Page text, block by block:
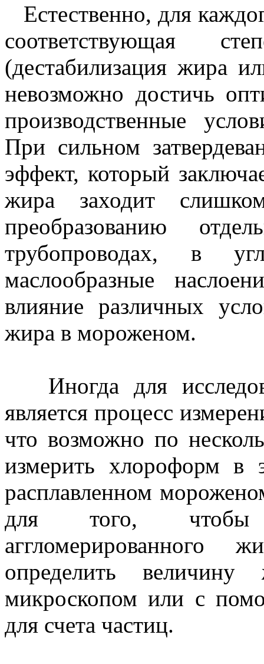
Естественно, для
соответствующая
(дестабилизация жира
невозможно достичь
производственные
При сильном
эффект, который
жира заходит
преобразованию
трубопроводах, в
маслообразные
влияние различных
жира в мороженом.
Иногда для
является процесс
что возможно по
измерить хлороформ в
расплавленном
для того, чтобы
определить
микроскопом или с
для счета частиц.